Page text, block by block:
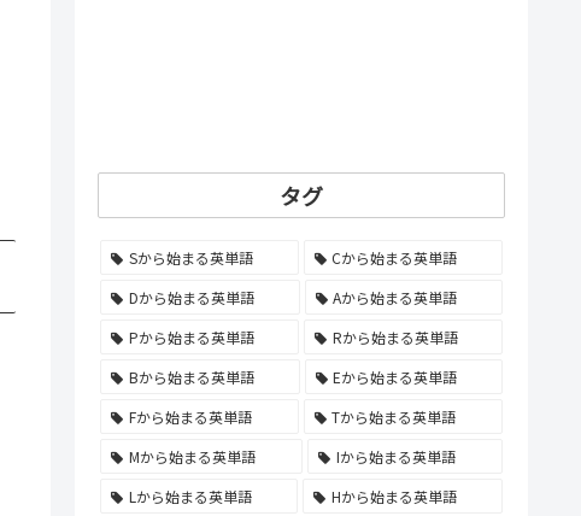
タグ
Sから始まる英単語
Cから始まる英単語
Dから始まる英単語
Aから始まる英単語
Pから始まる英単語
Rから始まる英単語
Bから始まる英単語
Eから始まる英単語
Fから始まる英単語
Tから始まる英単語
Mから始まる英単語
Iから始まる英単語
Lから始まる英単語
Hから始まる英単語